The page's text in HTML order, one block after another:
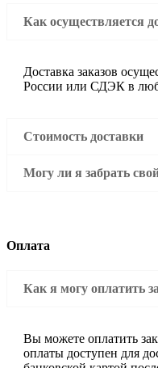
Как осуществляется
Доставка заказов
России или СДЭК в
Стоимость доставки
Могу ли я забрать
Оплата
Как я могу оплатить
Вы можете оплатить
оплаты доступен для